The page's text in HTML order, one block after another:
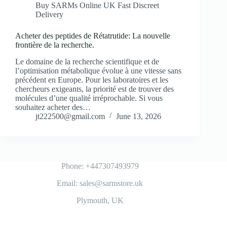
Buy SARMs Online UK Fast Discreet
Delivery
Acheter des peptides de Rétatrutide: La nouvelle
frontière de la recherche.
Le domaine de la recherche scientifique et de
l’optimisation métabolique évolue à une vitesse sans
précédent en Europe. Pour les laboratoires et les
chercheurs exigeants, la priorité est de trouver des
molécules d’une qualité irréprochable. Si vous
souhaitez acheter des…
jt222500@gmail.com
June 13, 2026
Phone: +447307493979
Email: sales@sarmstore.uk
Plymouth, UK